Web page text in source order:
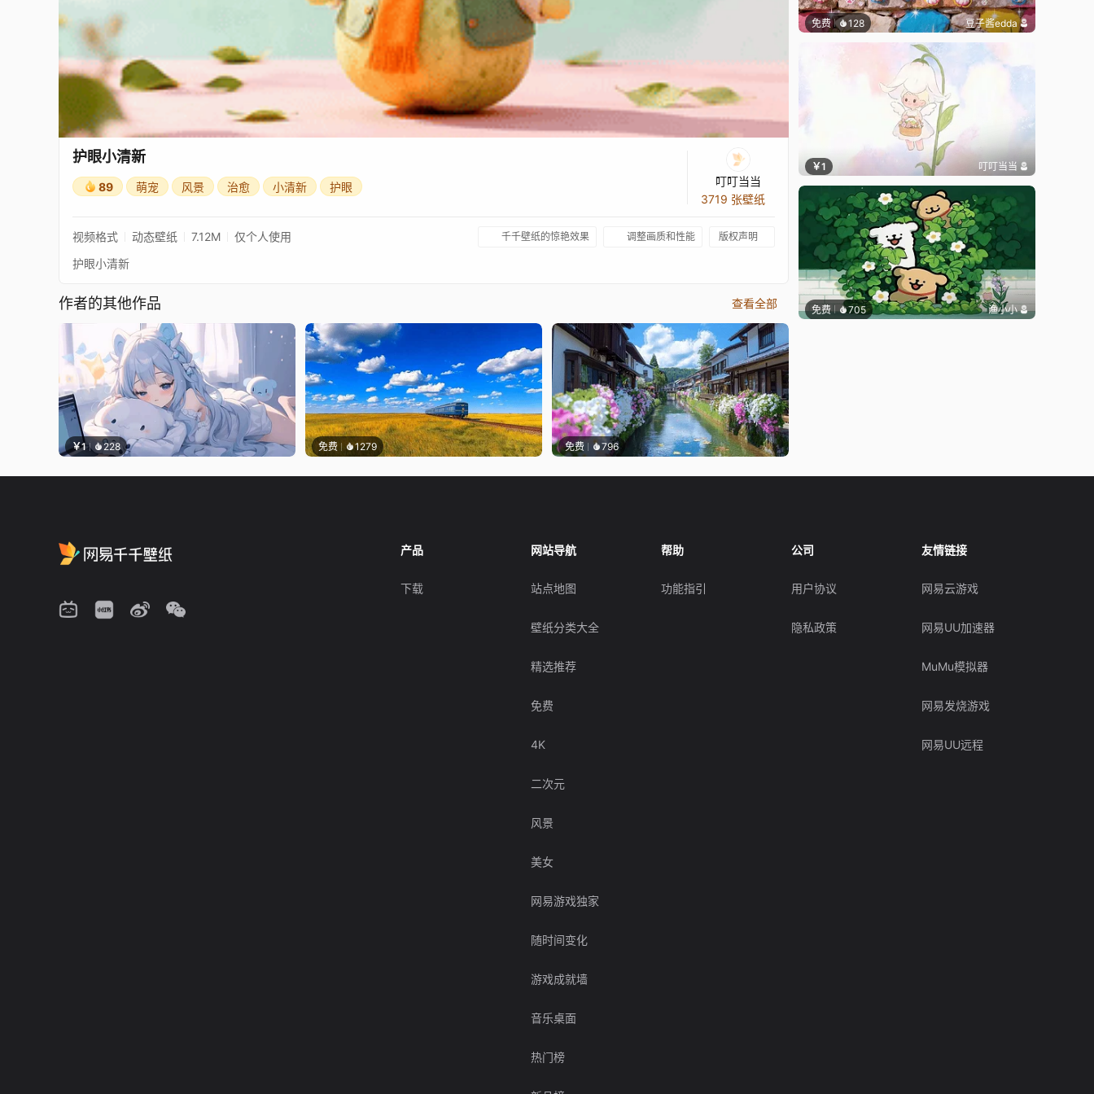
护眼小清新
89 萌宠 风景 治愈 小清新 护眼
叮叮当当
3719 张壁纸
视频格式 动态壁纸 7.12M 仅个人使用 千千壁纸的惊艳效果 调整画质和性能 版权声明
护眼小清新
作者的其他作品 查看全部
￥1 228 免费 1279 免费 796
免费 128 豆子酱edda
￥1 叮叮当当
免费 705 渔小小
产品
下载
网站导航
站点地图
壁纸分类大全
精选推荐
免费
4K
二次元
风景
美女
网易游戏独家
随时间变化
游戏成就墙
音乐桌面
热门榜
帮助
功能指引
公司
用户协议
隐私政策
友情链接
网易云游戏
网易UU加速器
MuMu模拟器
网易发烧游戏
网易UU远程